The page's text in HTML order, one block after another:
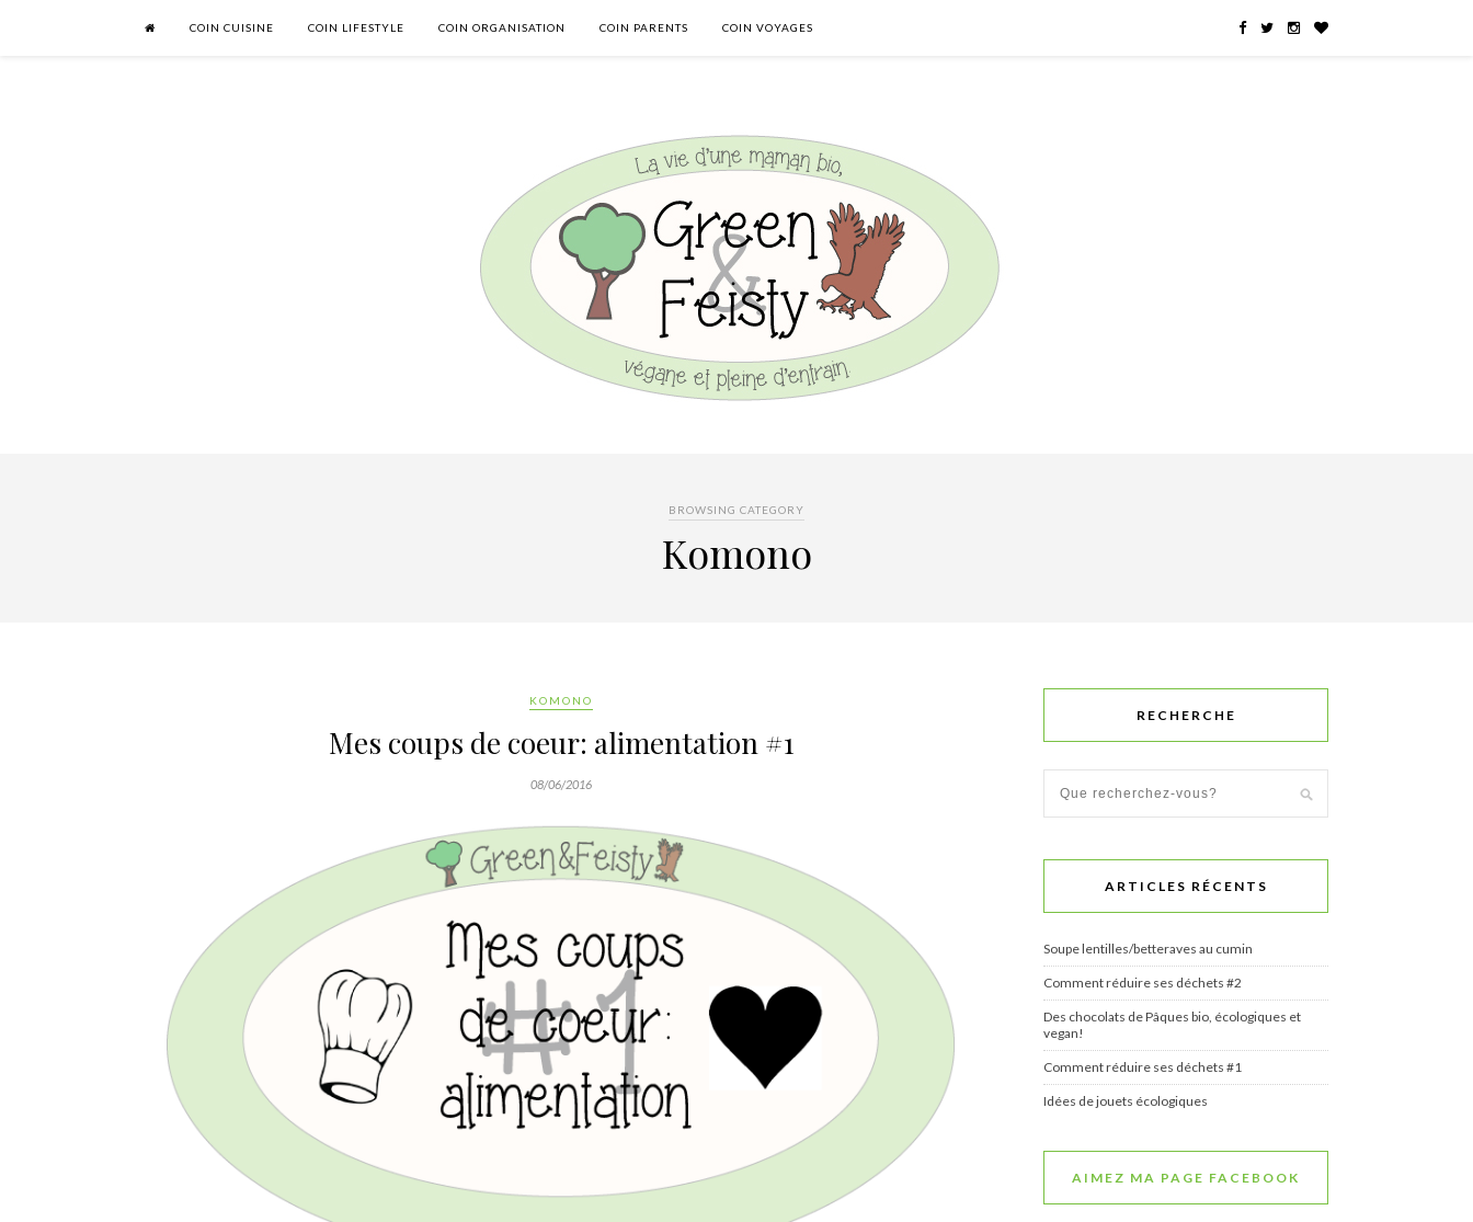
COIN CUISINE COIN LIFESTYLE COIN ORGANISATION COIN PARENTS COIN VOYAGES
BROWSING CATEGORY
Komono
KOMONO
Mes coups de coeur: alimentation #1
08/06/2016
RECHERCHE
ARTICLES RÉCENTS
Soupe lentilles/betteraves au cumin
Comment réduire ses déchets #2
Des chocolats de Pâques bio, écologiques et
vegan!
Comment réduire ses déchets #1
Idées de jouets écologiques
AIMEZ MA PAGE FACEBOOK